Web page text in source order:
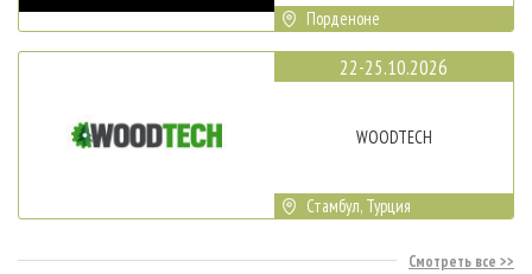
Порденоне
22-25.10.2026
WOODTECH
Стамбул, Турция
Смотреть все